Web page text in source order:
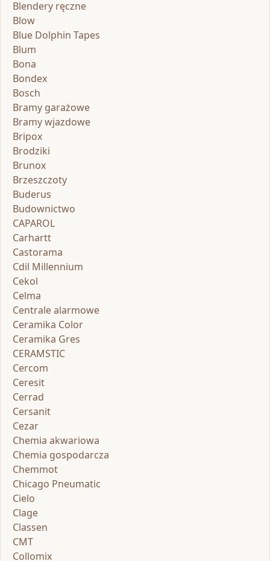
Blendery ręczne
Blow
Blue Dolphin Tapes
Blum
Bona
Bondex
Bosch
Bramy garażowe
Bramy wjazdowe
Bripox
Brodziki
Brunox
Brzeszczoty
Buderus
Budownictwo
CAPAROL
Carhartt
Castorama
Cdil Millennium
Cekol
Celma
Centrale alarmowe
Ceramika Color
Ceramika Gres
CERAMSTIC
Cercom
Ceresit
Cerrad
Cersanit
Cezar
Chemia akwariowa
Chemia gospodarcza
Chemmot
Chicago Pneumatic
Cielo
Clage
Classen
CMT
Collomix